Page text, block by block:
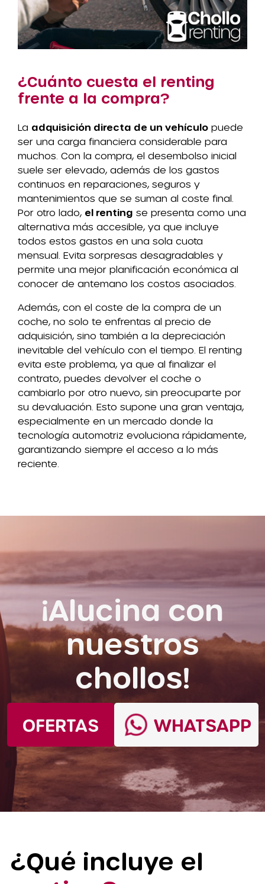
¿Cuánto cuesta el renting
frente a la compra?
La adquisición directa de un vehículo puede
ser una carga financiera considerable para
muchos. Con la compra, el desembolso inicial
suele ser elevado, además de los gastos
continuos en reparaciones, seguros y
mantenimientos que se suman al coste final.
Por otro lado, el renting se presenta como una
alternativa más accesible, ya que incluye
todos estos gastos en una sola cuota
mensual. Evita sorpresas desagradables y
permite una mejor planificación económica al
conocer de antemano los costos asociados.
Además, con el coste de la compra de un
coche, no solo te enfrentas al precio de
adquisición, sino también a la depreciación
inevitable del vehículo con el tiempo. El renting
evita este problema, ya que al finalizar el
contrato, puedes devolver el coche o
cambiarlo por otro nuevo, sin preocuparte por
su devaluación. Esto supone una gran ventaja,
especialmente en un mercado donde la
tecnología automotriz evoluciona rápidamente,
garantizando siempre el acceso a lo más
reciente.
¡Alucina con
nuestros
chollos!
OFERTAS WHATSAPP
¿Qué incluye el